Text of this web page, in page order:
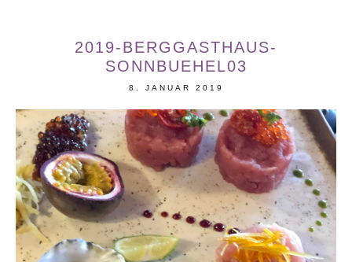
2019-BERGGASTHAUS-
SONNBUEHEL03
8. JANUAR 2019